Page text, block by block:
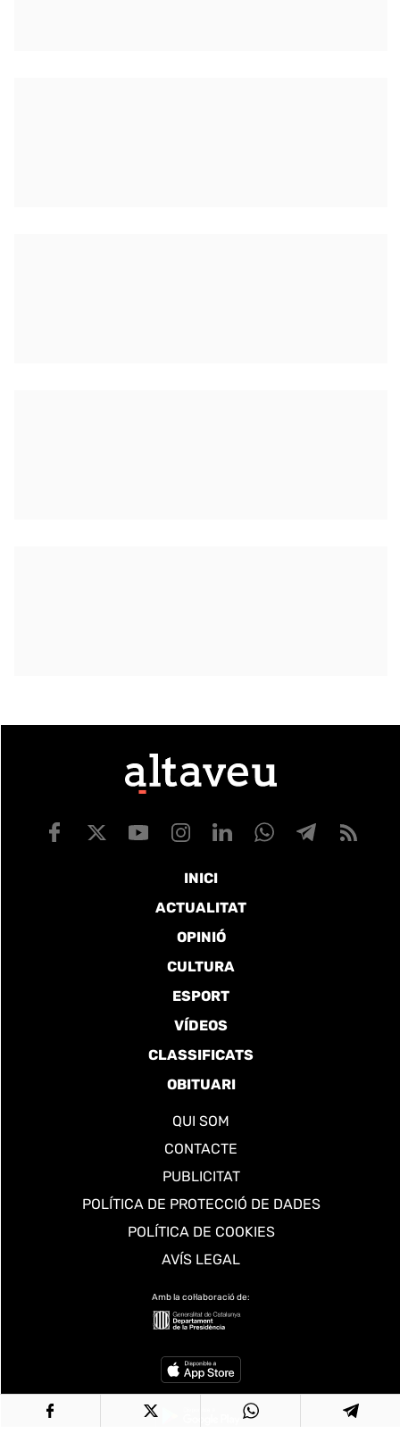
INICI
ACTUALITAT
OPINIÓ
CULTURA
ESPORT
VÍDEOS
CLASSIFICATS
OBITUARI
QUI SOM
CONTACTE
PUBLICITAT
POLÍTICA DE PROTECCIÓ DE DADES
POLÍTICA DE COOKIES
AVÍS LEGAL
Amb la col·laboració de: